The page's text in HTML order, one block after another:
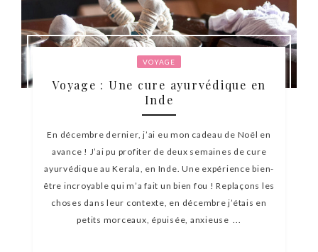
VOYAGE
Voyage : Une cure ayurvédique en
Inde
En décembre dernier, j’ai eu mon cadeau de Noël en
avance ! J’ai pu profiter de deux semaines de cure
ayurvédique au Kerala, en Inde. Une expérience bien-
être incroyable qui m’a fait un bien fou ! Replaçons les
choses dans leur contexte, en décembre j’étais en
petits morceaux, épuisée, anxieuse ...